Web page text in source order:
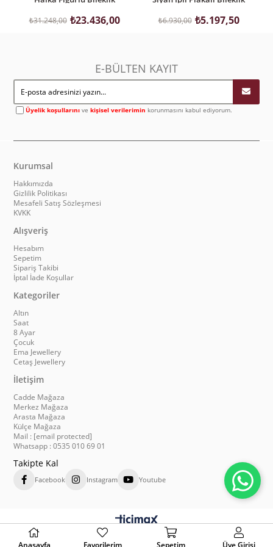
₺23.436,00
₺31.248,00 ₺5.197,50
₺6.930,00
E-BÜLTEN KAYIT
Üyelik koşullarını vekişisel verilerimin korunmasını kabul ediyorum.
Kurumsal
Hakkımızda
Gizlilik Politikası
Mesafeli Satış Sözleşmesi
KVKK
Alışveriş
Hesabım
Sepetim
Sipariş Takibi
İptal İade Koşullar
Kategoriler
Altın
Saat
8 Ayar
Çocuk
Ema Jewellery
Cetaş Jewellery
İletişim
Cadde Mağaza
Merkez Mağaza
Arasta Mağaza
Külçe Mağaza
Mail : [email protected]
Whatsapp : 0535 010 69 01
Takipte Kal
Facebook Instagram Youtube
Anasayfa Favorilerim Sepetim Üye Girişi